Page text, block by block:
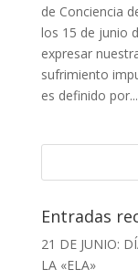
de Conciencia
los 15 de junio
expresar
sufrimiento
es definido por...
Entradas
21 DE JUNIO:
LA «ELA»